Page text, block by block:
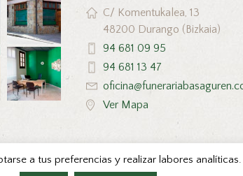
C/ Komentukalea, 13
48200 Durango (Bizkaia)
94 681 09 95
94 681 13 47
Ver Mapa
a tus preferencias y realizar labores